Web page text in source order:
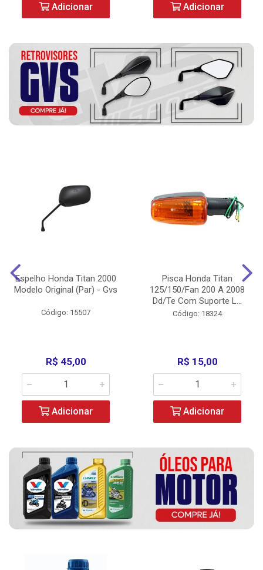
Adicionar Adicionar
Espelho Honda Titan 2000
Modelo Original (Par) - Gvs
Código: 15507
R$ 45,00
Adicionar
Pisca Honda Titan
125/150/Fan 200 A 2008
Dd/Te Com Suporte L...
Código: 18324
R$ 15,00
Adicionar